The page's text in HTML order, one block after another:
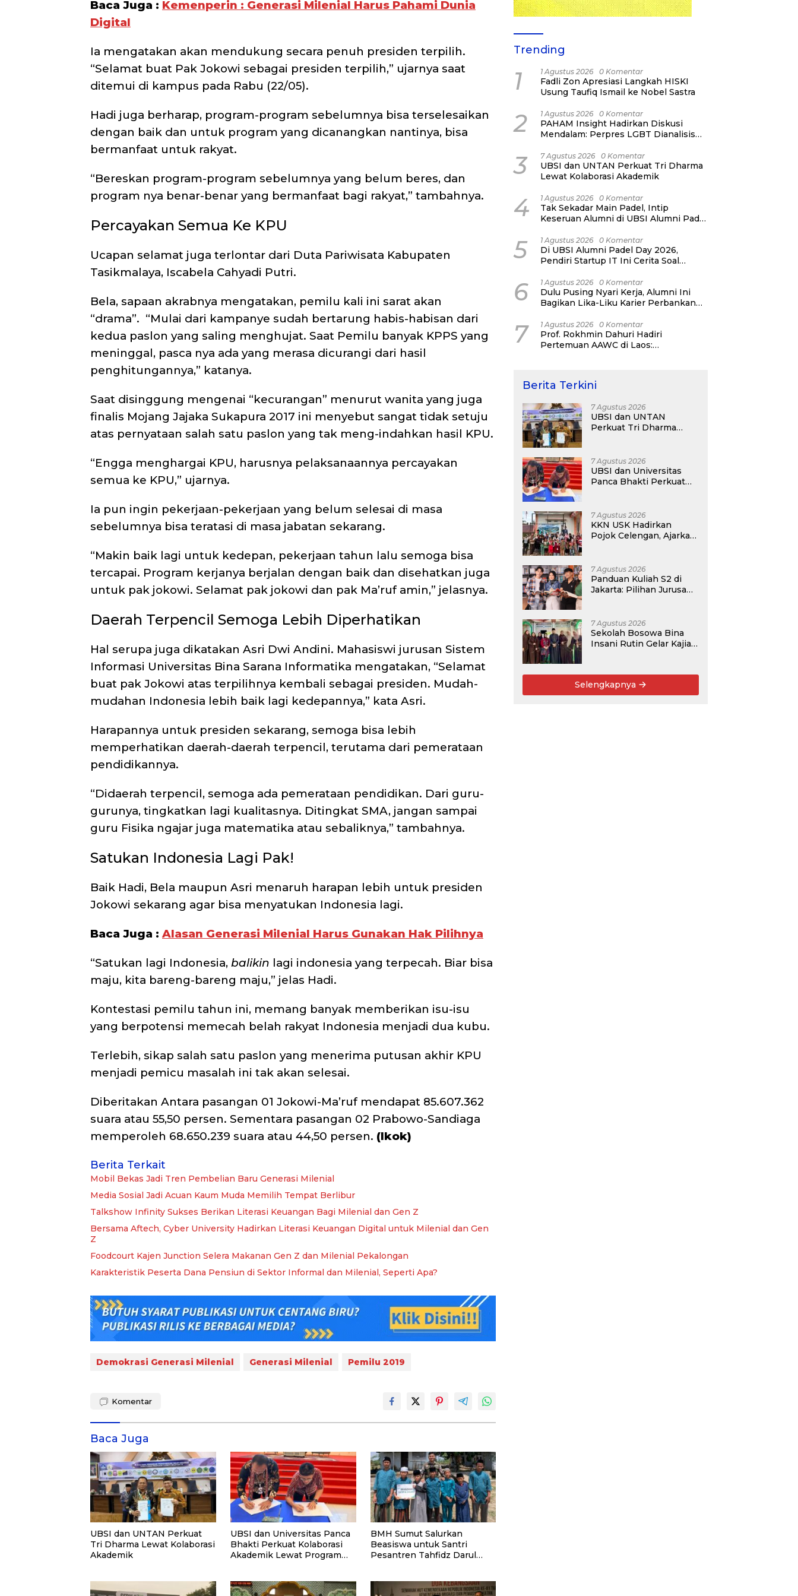
Baca Juga : Kemenperin : Generasi Milenial Harus Pahami Dunia
Digital
Ia mengatakan akan mendukung secara penuh presiden terpilih.
“Selamat buat Pak Jokowi sebagai presiden terpilih,” ujarnya saat
ditemui di kampus pada Rabu (22/05).
Hadi juga berharap, program-program sebelumnya bisa terselesaikan
dengan baik dan untuk program yang dicanangkan nantinya, bisa
bermanfaat untuk rakyat.
“Bereskan program-program sebelumnya yang belum beres, dan
program nya benar-benar yang bermanfaat bagi rakyat,” tambahnya.
Percayakan Semua Ke KPU
Ucapan selamat juga terlontar dari Duta Pariwisata Kabupaten
Tasikmalaya, Iscabela Cahyadi Putri.
Bela, sapaan akrabnya mengatakan, pemilu kali ini sarat akan
“drama”. “Mulai dari kampanye sudah bertarung habis-habisan dari
kedua paslon yang saling menghujat. Saat Pemilu banyak KPPS yang
meninggal, pasca nya ada yang merasa dicurangi dari hasil
penghitungannya,” katanya.
Saat disinggung mengenai “kecurangan” menurut wanita yang juga
finalis Mojang Jajaka Sukapura 2017 ini menyebut sangat tidak setuju
atas pernyataan salah satu paslon yang tak meng-indahkan hasil KPU.
“Engga menghargai KPU, harusnya pelaksanaannya percayakan
semua ke KPU,” ujarnya.
Ia pun ingin pekerjaan-pekerjaan yang belum selesai di masa
sebelumnya bisa teratasi di masa jabatan sekarang.
“Makin baik lagi untuk kedepan, pekerjaan tahun lalu semoga bisa
tercapai. Program kerjanya berjalan dengan baik dan disehatkan juga
untuk pak jokowi. Selamat pak jokowi dan pak Ma’ruf amin,” jelasnya.
Daerah Terpencil Semoga Lebih Diperhatikan
Hal serupa juga dikatakan Asri Dwi Andini. Mahasiswi jurusan Sistem
Informasi Universitas Bina Sarana Informatika mengatakan, “Selamat
buat pak Jokowi atas terpilihnya kembali sebagai presiden. Mudah-
mudahan Indonesia lebih baik lagi kedepannya,” kata Asri.
Harapannya untuk presiden sekarang, semoga bisa lebih
memperhatikan daerah-daerah terpencil, terutama dari pemerataan
pendidikannya.
“Didaerah terpencil, semoga ada pemerataan pendidikan. Dari guru-
gurunya, tingkatkan lagi kualitasnya. Ditingkat SMA, jangan sampai
guru Fisika ngajar juga matematika atau sebaliknya,” tambahnya.
Satukan Indonesia Lagi Pak!
Baik Hadi, Bela maupun Asri menaruh harapan lebih untuk presiden
Jokowi sekarang agar bisa menyatukan Indonesia lagi.
Baca Juga : Alasan Generasi Milenial Harus Gunakan Hak Pilihnya
“Satukan lagi Indonesia, balikin lagi indonesia yang terpecah. Biar bisa
maju, kita bareng-bareng maju,” jelas Hadi.
Kontestasi pemilu tahun ini, memang banyak memberikan isu-isu
yang berpotensi memecah belah rakyat Indonesia menjadi dua kubu.
Terlebih, sikap salah satu paslon yang menerima putusan akhir KPU
menjadi pemicu masalah ini tak akan selesai.
Diberitakan Antara pasangan 01 Jokowi-Ma’ruf mendapat 85.607.362
suara atau 55,50 persen. Sementara pasangan 02 Prabowo-Sandiaga
memperoleh 68.650.239 suara atau 44,50 persen. (Ikok)
Berita Terkait
Mobil Bekas Jadi Tren Pembelian Baru Generasi Milenial
Media Sosial Jadi Acuan Kaum Muda Memilih Tempat Berlibur
Talkshow Infinity Sukses Berikan Literasi Keuangan Bagi Milenial dan Gen Z
Bersama Aftech, Cyber University Hadirkan Literasi Keuangan Digital untuk Milenial dan Gen
Z
Foodcourt Kajen Junction Selera Makanan Gen Z dan Milenial Pekalongan
Karakteristik Peserta Dana Pensiun di Sektor Informal dan Milenial, Seperti Apa?
Demokrasi Generasi Milenial Generasi Milenial Pemilu 2019
Komentar
Baca Juga
UBSI dan UNTAN Perkuat
Tri Dharma Lewat Kolaborasi
Akademik
UBSI dan Universitas Panca
Bhakti Perkuat Kolaborasi
Akademik Lewat Program
BMH Sumut Salurkan
Beasiswa untuk Santri
Pesantren Tahfidz Darul
Trending
1 1 Agustus 2026 0 Komentar
Fadli Zon Apresiasi Langkah HISKI
Usung Taufiq Ismail ke Nobel Sastra
2 1 Agustus 2026 0 Komentar
PAHAM Insight Hadirkan Diskusi
Mendalam: Perpres LGBT Dianalisis
Bukan Ancaman Individual
3 7 Agustus 2026 0 Komentar
UBSI dan UNTAN Perkuat Tri Dharma
Lewat Kolaborasi Akademik
4 1 Agustus 2026 0 Komentar
Tak Sekadar Main Padel, Intip
Keseruan Alumni di UBSI Alumni Padel
5 1 Agustus 2026 0 Komentar
Di UBSI Alumni Padel Day 2026,
Pendiri Startup IT Ini Cerita Soal
Network Alumni
6 1 Agustus 2026 0 Komentar
Dulu Pusing Nyari Kerja, Alumni Ini
Bagikan Lika-Liku Karier Perbankan
Day 2026
7 1 Agustus 2026 0 Komentar
Prof. Rokhmin Dahuri Hadiri
Pertemuan AAWC di Laos:
Berita Terkini
7 Agustus 2026
UBSI dan UNTAN
Perkuat Tri Dharma
7 Agustus 2026
UBSI dan Universitas
Panca Bhakti Perkuat
7 Agustus 2026
KKN USK Hadirkan
Pojok Celengan, Ajarkan
7 Agustus 2026
Panduan Kuliah S2 di
Jakarta: Pilihan Jurusan,
7 Agustus 2026
Sekolah Bosowa Bina
Insani Rutin Gelar Kajian
Umum
Selengkapnya